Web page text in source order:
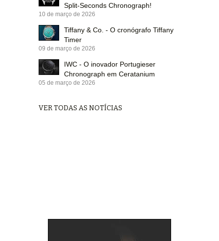
Split-Seconds Chronograph!
10 de março de 2026
Tiffany & Co. - O cronógrafo Tiffany
Timer
09 de março de 2026
IWC - O inovador Portugieser
Chronograph em Ceratanium
05 de março de 2026
VER TODAS AS NOTÍCIAS